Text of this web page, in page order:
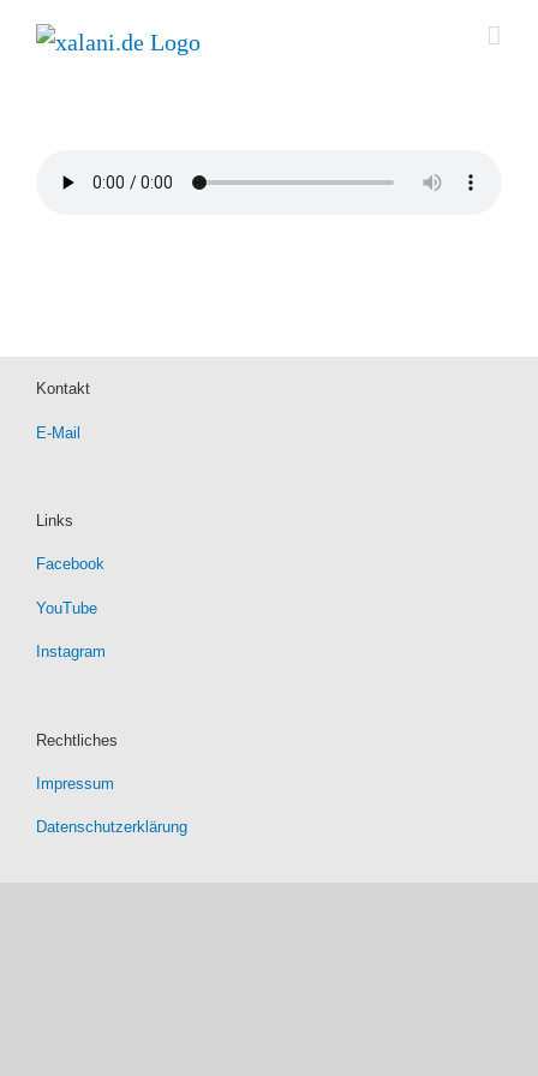
Inhalt
Kontakt
E-Mail
Links
Facebook
YouTube
Instagram
Rechtliches
Impressum
Datenschutzerklärung